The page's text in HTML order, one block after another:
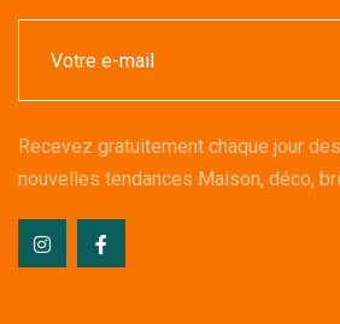
Recevez gratuitement chaque jour
nouvelles tendances Maison, déco,